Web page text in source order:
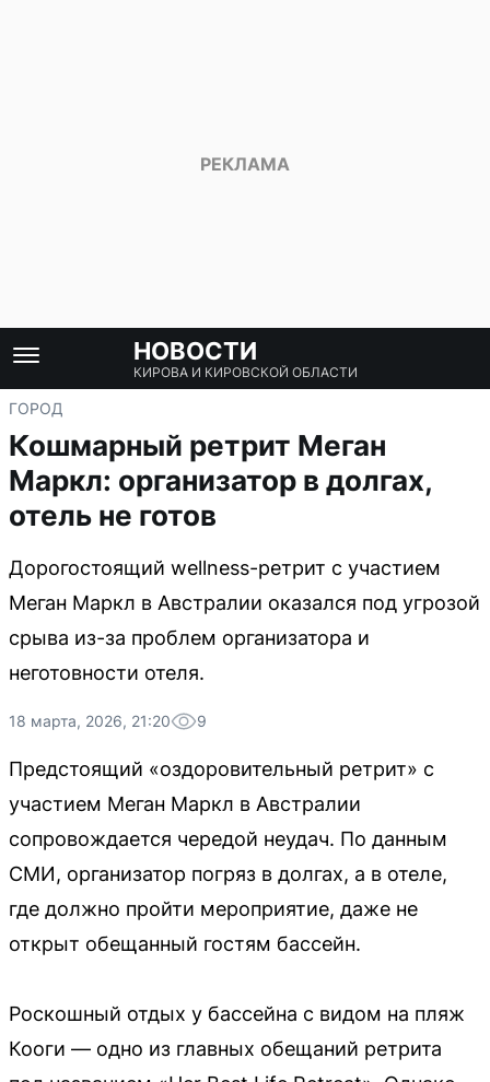
НОВОСТИ
КИРОВА И КИРОВСКОЙ ОБЛАСТИ
ГОРОД
Кошмарный ретрит Меган
Маркл: организатор в долгах,
отель не готов
Дорогостоящий wellness-ретрит с участием
Меган Маркл в Австралии оказался под угрозой
срыва из-за проблем организатора и
неготовности отеля.
18 марта, 2026, 21:20 9
Предстоящий «оздоровительный ретрит» с
участием Меган Маркл в Австралии
сопровождается чередой неудач. По данным
СМИ, организатор погряз в долгах, а в отеле,
где должно пройти мероприятие, даже не
открыт обещанный гостям бассейн.
Роскошный отдых у бассейна с видом на пляж
Кооги — одно из главных обещаний ретрита